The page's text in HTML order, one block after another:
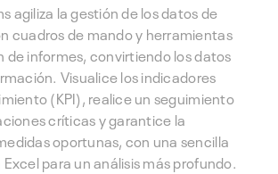
agiliza la gestión de los datos de
cuadros de mando y herramientas
de informes, convirtiendo los datos
Visualice los indicadores
(KPI), realice un seguimiento
críticas y garantice la
oportunas, con una sencilla
para un análisis más profundo.